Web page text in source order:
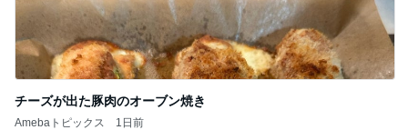
チーズが出た豚肉のオーブン焼き
Amebaトピックス 1日前